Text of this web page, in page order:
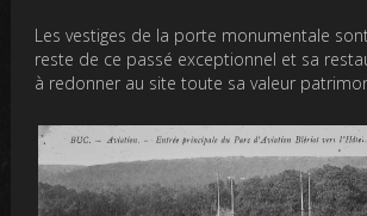
Les vestiges de la porte monumentale
reste de ce passé exceptionnel et sa
à redonner au site toute sa valeur